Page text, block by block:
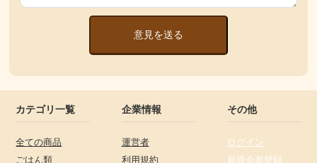
意見を送る
カテゴリ一覧
全ての商品
ごはん類
企業情報
運営者
利用規約
その他
ログイン
新規会員登録